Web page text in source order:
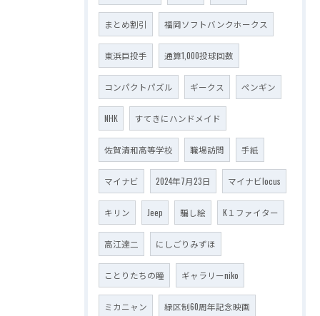
まとめ割引 福岡ソフトバンクホークス
東浜巨投手 通算1,000投球回数
コンパクトパズル ギークス ペンギン
NHK すてきにハンドメイド
佐賀清和高等学校 職場訪問 手紙
マイナビ 2024年7月23日 マイナビlocus
キリン Jeep 騙し絵 K１ファイター
高江達二 にしごりみずほ
ことりたちの瞳 ギャラリーniko
ミカニャン 緑区制60周年記念映画